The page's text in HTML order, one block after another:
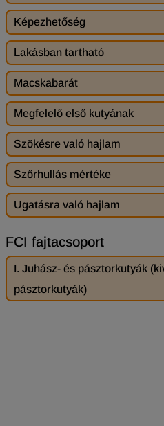
Képezhetőség
Lakásban tartható
Macskabarát
Megfelelő első kutyának
Szökésre való hajlam
Szőrhullás mértéke
Ugatásra való hajlam
FCI fajtacsoport
I. Juhász- és pásztorkutyák
pásztorkutyák)